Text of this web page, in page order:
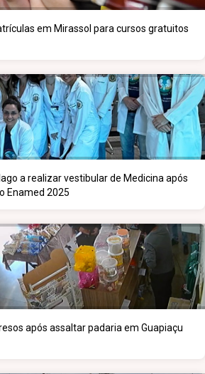
em Mirassol para cursos gratuitos
a realizar vestibular de Medicina após
Enamed 2025
após assaltar padaria em Guapiaçu